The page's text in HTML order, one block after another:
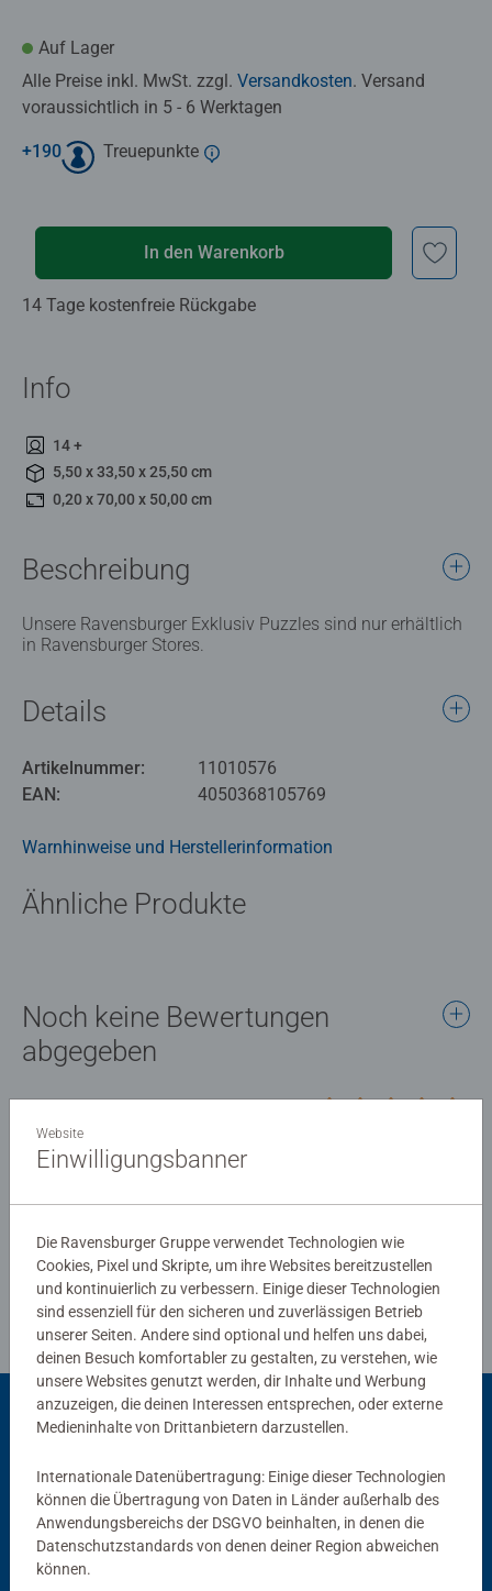
Auf Lager
Alle Preise inkl. MwSt. zzgl. Versandkosten. Versand
voraussichtlich in 5 - 6 Werktagen
+190 Treuepunkte
In den Warenkorb
14 Tage kostenfreie Rückgabe
Info
14 +
5,50 x 33,50 x 25,50 cm
0,20 x 70,00 x 50,00 cm
Beschreibung
Unsere Ravensburger Exklusiv Puzzles sind nur erhältlich
in Ravensburger Stores.
Details
Artikelnummer:
11010576
EAN:
4050368105769
Warnhinweise und Herstellerinformation
Ähnliche Produkte
Noch keine Bewertungen
abgegeben
Verfasse eine Bewertung
Richtlinien für Bewertungen
Passend dazu
Website
Einwilligungsbanner
Die Ravensburger Gruppe verwendet Technologien wie
Cookies, Pixel und Skripte, um ihre Websites bereitzustellen
und kontinuierlich zu verbessern. Einige dieser Technologien
sind essenziell für den sicheren und zuverlässigen Betrieb
unserer Seiten. Andere sind optional und helfen uns dabei,
deinen Besuch komfortabler zu gestalten, zu verstehen, wie
unsere Websites genutzt werden, dir Inhalte und Werbung
anzuzeigen, die deinen Interessen entsprechen, oder externe
Medieninhalte von Drittanbietern darzustellen.
Internationale Datenübertragung: Einige dieser Technologien
können die Übertragung von Daten in Länder außerhalb des
Anwendungsbereichs der DSGVO beinhalten, in denen die
Datenschutzstandards von denen deiner Region abweichen
können.